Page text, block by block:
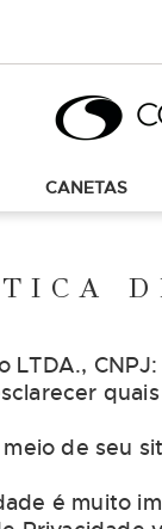
CANETAS
LTDA.,
de seu
é muito